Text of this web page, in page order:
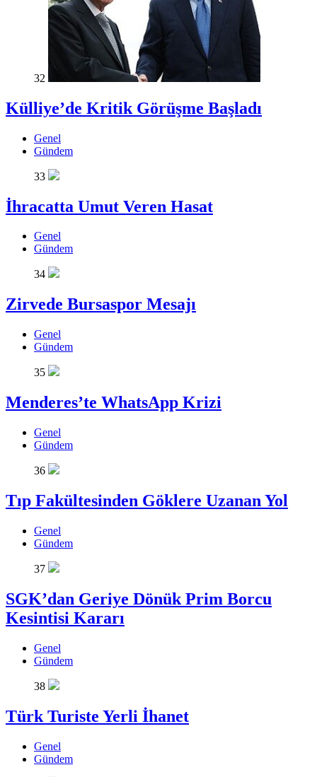
32
Külliye’de Kritik Görüşme Başladı
Genel
Gündem
33
İhracatta Umut Veren Hasat
Genel
Gündem
34
Zirvede Bursaspor Mesajı
Genel
Gündem
35
Menderes’te WhatsApp Krizi
Genel
Gündem
36
Tıp Fakültesinden Göklere Uzanan Yol
Genel
Gündem
37
SGK’dan Geriye Dönük Prim Borcu
Kesintisi Kararı
Genel
Gündem
38
Türk Turiste Yerli İhanet
Genel
Gündem